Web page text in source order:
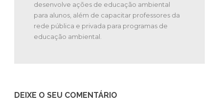
desenvolve ações de educação ambiental
para alunos, além de capacitar professores da
rede pública e privada para programas de
educação ambiental.
DEIXE O SEU COMENTÁRIO